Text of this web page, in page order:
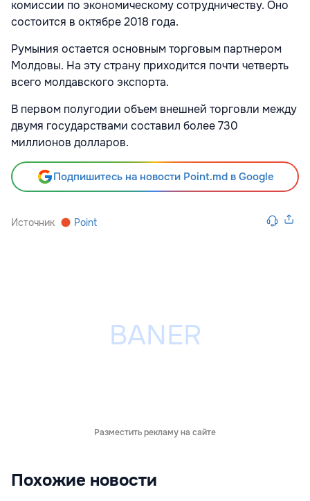
комиссии по экономическому сотрудничеству. Оно
состоится в октябре 2018 года.
Румыния остается основным торговым партнером
Молдовы. На эту страну приходится почти четверть
всего молдавского экспорта.
В первом полугодии объем внешней торговли между
двумя государствами составил более 730
миллионов долларов.
Подпишитесь на новости Point.md в Google
Источник Point
Разместить рекламу на сайте
Похожие новости